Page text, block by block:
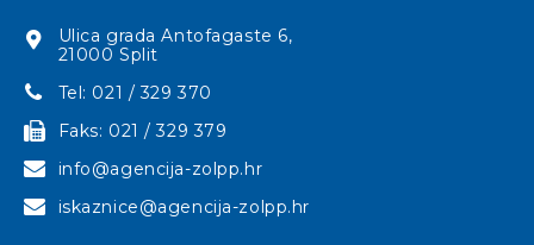
Ulica grada Antofagaste 6,
21000 Split
Tel: 021 / 329 370
Faks: 021 / 329 379
info@agencija-zolpp.hr
iskaznice@agencija-zolpp.hr